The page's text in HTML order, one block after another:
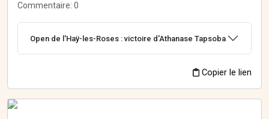
Commentaire: 0
Open de l'Haÿ-les-Roses : victoire d'Athanase Tapsoba
Copier le lien